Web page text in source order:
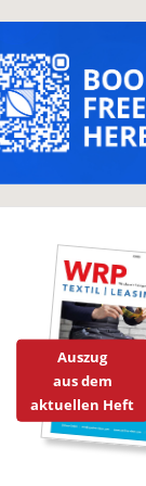
Auszug
aus dem
aktuellen Heft